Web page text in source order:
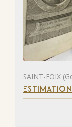
SAINT-FOIX